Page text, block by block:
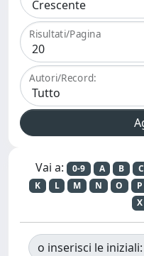
Risultati/Pagina
Autori/Record:
Vai a: 0-9 A B C
K
L M N O P
X
o inserisci le iniziali: